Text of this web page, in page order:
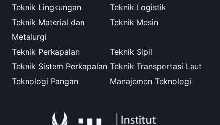
Teknik Lingkungan
Teknik Logistik
Teknik Material dan
Metalurgi
Teknik Mesin
Teknik Perkapalan
Teknik Sipil
Teknik Sistem Perkapalan Teknik Transportasi Laut
Teknologi Pangan
Manajemen Teknologi